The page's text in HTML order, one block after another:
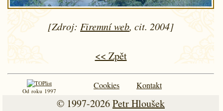
[Zdroj: Firemní web, cit. 2004]
<< Zpět
Od roku 1997
Cookies Kontakt
© 1997-2026Petr Hloušek